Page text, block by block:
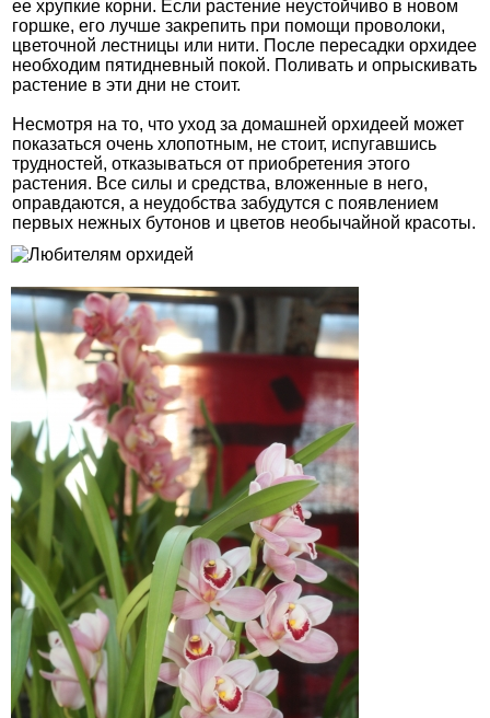
ее хрупкие корни. Если растение неустойчиво в новом
горшке, его лучше закрепить при помощи проволоки,
цветочной лестницы или нити. После пересадки орхидее
необходим пятидневный покой. Поливать и опрыскивать
растение в эти дни не стоит.
Несмотря на то, что уход за домашней орхидеей может
показаться очень хлопотным, не стоит, испугавшись
трудностей, отказываться от приобретения этого
растения. Все силы и средства, вложенные в него,
оправдаются, а неудобства забудутся с появлением
первых нежных бутонов и цветов необычайной красоты.